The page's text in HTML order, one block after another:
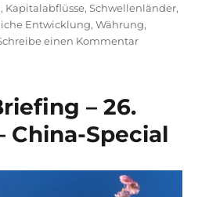
, Kapitalabflüsse,Schwellenländer,
Entwicklung,Währung,
einen Kommentarzu
2020
–
of
the
– 26.
China-Special